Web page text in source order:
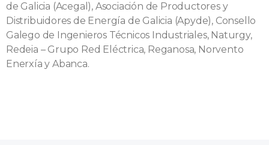
de Galicia (Acegal), Asociación de Productores y
Distribuidores de Energía de Galicia (Apyde), Consello
Galego de Ingenieros Técnicos Industriales, Naturgy,
Redeia – Grupo Red Eléctrica, Reganosa, Norvento
Enerxía y Abanca.